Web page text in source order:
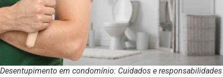
Desentupimento em condomínio: Cuidados e responsabilidades